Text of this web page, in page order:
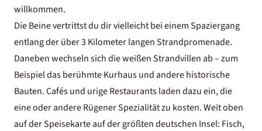
willkommen.
Die Beine vertrittst du dir vielleicht bei einem Spaziergang
entlang der über 3 Kilometer langen Strandpromenade.
Daneben wechseln sich die weißen Strandvillen ab – zum
Beispiel das berühmte Kurhaus und andere historische
Bauten. Cafés und urige Restaurants laden dazu ein, die
eine oder andere Rügener Spezialität zu kosten. Weit oben
auf der Speisekarte auf der größten deutschen Insel: Fisch,